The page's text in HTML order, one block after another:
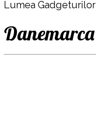
Lumea Gadgeturilor
Danemarca